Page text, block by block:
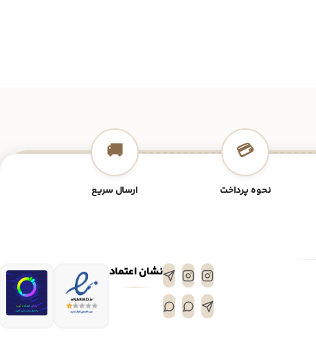
💳
نحوه پرداخت
🚚
ارسال سریع
نشان اعتماد